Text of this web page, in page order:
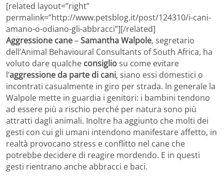
[related layout=”right”
permalink=”http://www.petsblog.it/post/124310/i-cani-
amano-o-odiano-gli-abbracci”][/related]
Aggressione cane–Samantha Walpole, segretario
dell’Animal Behavioural Consultants of South Africa, ha
voluto dare qualche consigliosu come evitare
l’aggressione da parte di cani, siano essi domestici o
incontrati casualmente in giro per strada. In generale la
Walpole mette in guardia i genitori: i bambini tendono
ad essere più a rischio perché per natura sono più
attratti dagli animali. Inoltre ha aggiunto che molti dei
gesti con cui gli umani intendono manifestare affetto, in
realtà provocano stress e conflitto nel cane che
potrebbe decidere di reagire mordendo. E in questi
gesti rientrano anche abbracci e baci.